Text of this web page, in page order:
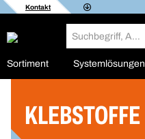
Kontakt
Sortiment Systemlösungen
KLEBSTOFFE
Filter